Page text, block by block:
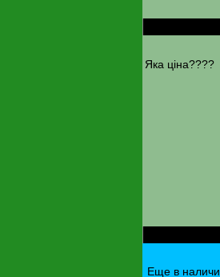
Яка ціна????
Еще в